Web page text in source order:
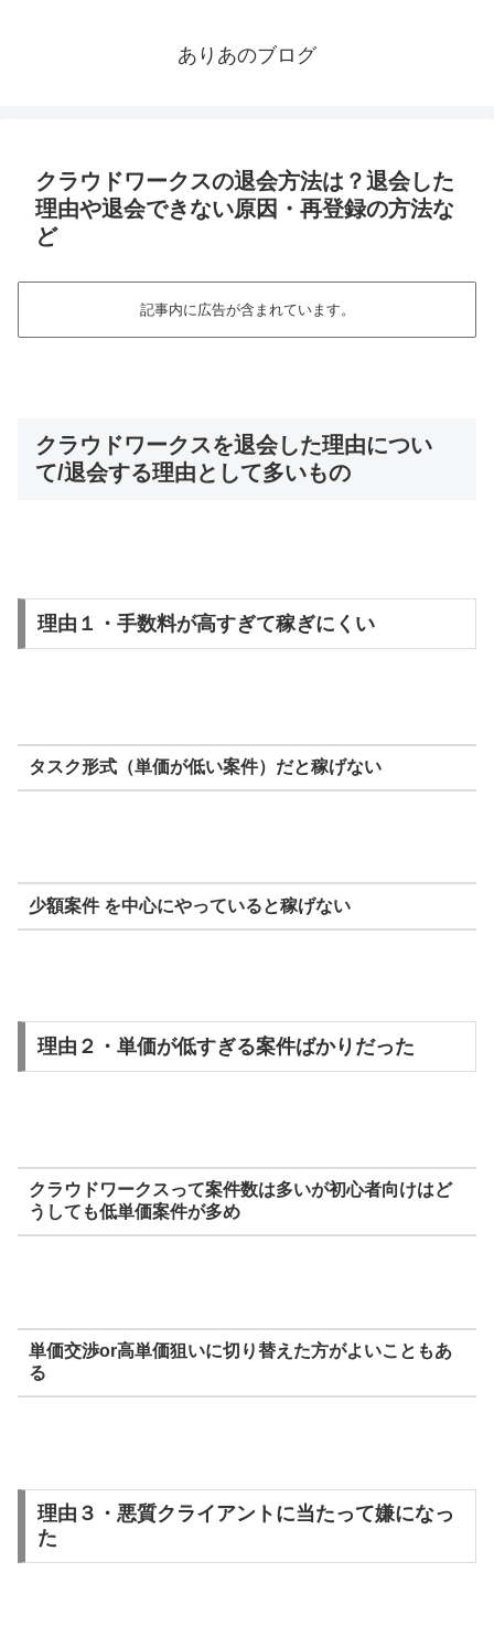
ありあのブログ
クラウドワークスの退会方法は？退会した
理由や退会できない原因・再登録の方法な
ど
記事内に広告が含まれています。
クラウドワークスを退会した理由につい
て/退会する理由として多いもの
理由１・手数料が高すぎて稼ぎにくい
タスク形式（単価が低い案件）だと稼げない
少額案件 を中心にやっていると稼げない
理由２・単価が低すぎる案件ばかりだった
クラウドワークスって案件数は多いが初心者向けはど
うしても低単価案件が多め
単価交渉or高単価狙いに切り替えた方がよいこともあ
る
理由３・悪質クライアントに当たって嫌になっ
た